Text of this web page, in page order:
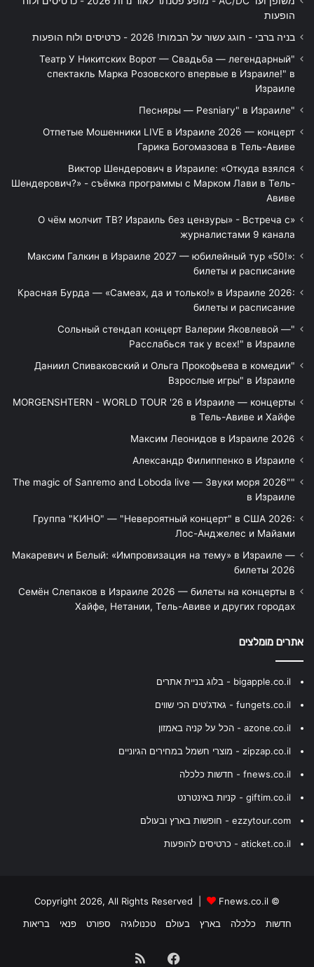
הופעות
בניה ברבי - חוגג עשור על הבמות! 2026 - כרטיסים ולוח הופעות
"Театр У Никитских Ворот — Свадьба — легендарный
спектакль Марка Розовского впервые в Израиле!" в
Израиле
"Песняры — Pesniary" в Израиле
Отпетые Мошенники LIVE в Израиле 2026 — концерт
Гарика Богомазова в Тель-Авиве
Виктор Шендерович в Израиле: «Откуда взялся
Шендерович?» - съёмка программы с Марком Лави в Тель-
Авиве
«О чём молчит ТВ? Израиль без цензуры» - Встреча с
журналистами 9 канала
Максим Галкин в Израиле 2027 — юбилейный тур «50!»:
билеты и расписание
Красная Бурда — «Самеах, да и только!» в Израиле 2026:
билеты и расписание
"Сольный стендап концерт Валерии Яковлевой —
Расслабься так у всех!" в Израиле
"Даниил Спиваковский и Ольга Прокофьева в комедии
Взрослые игры" в Израиле
MORGENSHTERN - WORLD TOUR '26 в Израиле — концерты
в Тель-Авиве и Хайфе
Максим Леонидов в Израиле 2026
Александр Филиппенко в Израиле
"The magic of Sanremo and Loboda live — Звуки моря 2026"
в Израиле
Группа "КИНО" — "Невероятный концерт" в США 2026:
Лос-Анджелес и Майами
Макаревич и Белый: «Импровизация на тему» в Израиле —
билеты 2026
Семён Слепаков в Израиле 2026 — билеты на концерты в
Хайфе, Нетании, Тель-Авиве и других городах
אתרים מומלצים
bigapple.co.il - בלוג בניית אתרים
fungets.co.il - גאדג'טים הכי שווים
azone.co.il - הכל על קניה באמזון
zipzap.co.il - מוצרי חשמל במחירים הגיוניים
fnews.co.il - חדשות כלכלה
giftim.co.il - קניות באינטרנט
ezzytour.com - חופשות בארץ ובעולם
aticket.co.il - כרטיסים להופעות
© Copyright 2026, All Rights Reserved |
Fnews.co.il
חדשות
כלכלה בארץ בעולם טכנולוגיה ספורט פנאי בריאות
Facebook